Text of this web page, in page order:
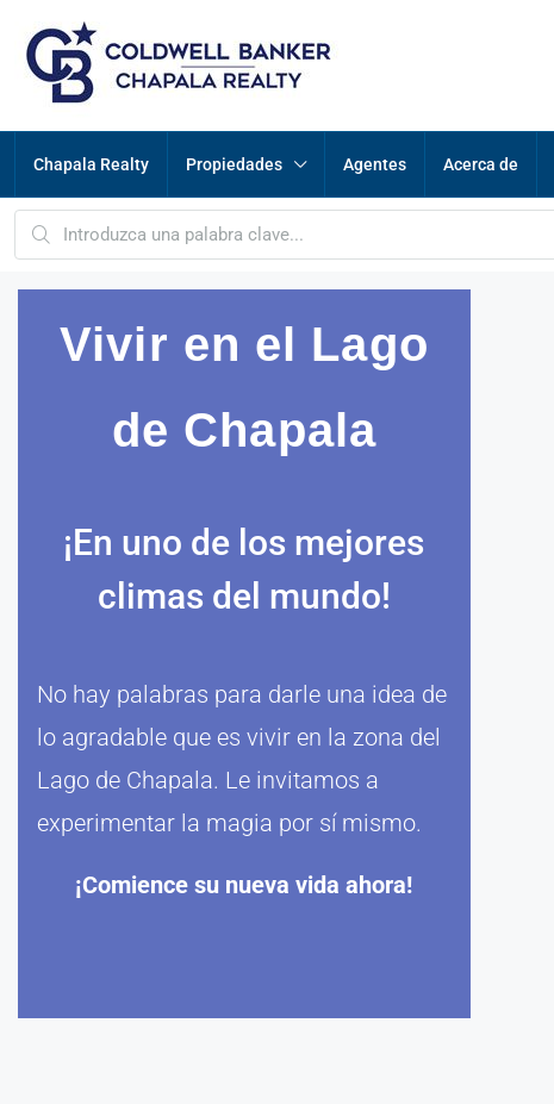
Chapala Realty Propiedades Agentes Acerca de
Vivir en el Lago
de Chapala
¡En uno de los mejores
climas del mundo!
No hay palabras para darle una idea de
lo agradable que es vivir en la zona del
Lago de Chapala. Le invitamos a
experimentar la magia por sí mismo.
¡Comience su nueva vida ahora!